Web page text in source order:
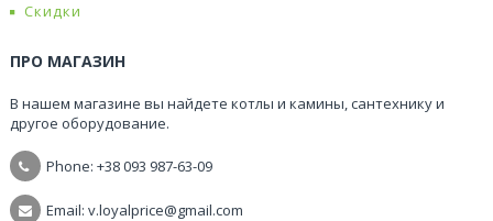
Скидки
ПРО МАГАЗИН
В нашем магазине вы найдете котлы и камины, сантехнику и
другое оборудование.
Phone: +38093 987-63-09
Email: v.loyalprice@gmail.com